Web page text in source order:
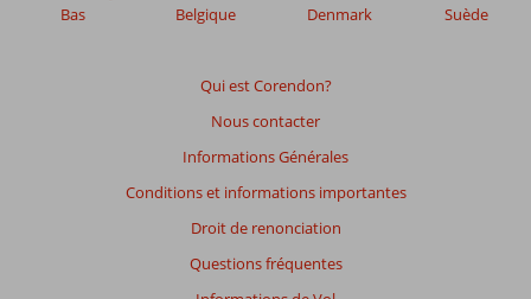
Qui est Corendon?
Nous contacter
Informations Générales
Conditions et informations importantes
Droit de renonciation
Questions fréquentes
Bas
Belgique
Denmark
Suède